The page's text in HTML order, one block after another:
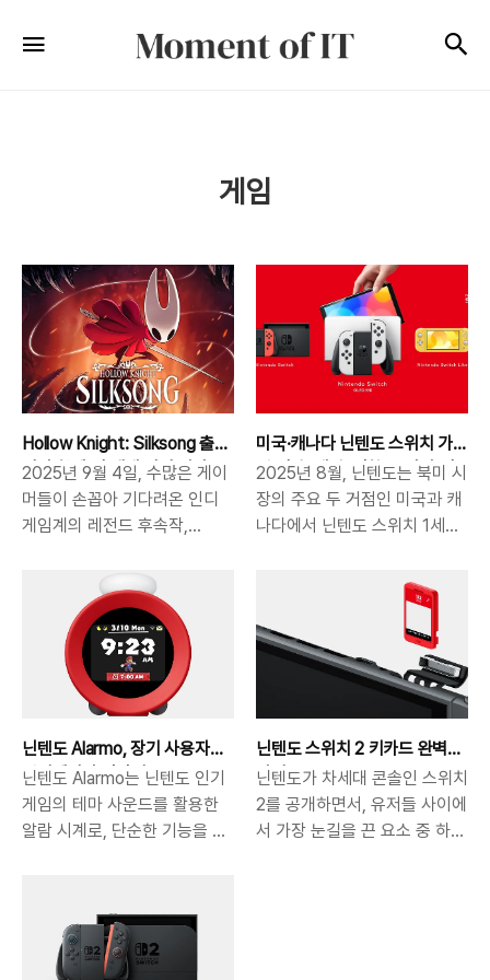
of
게임
Hollow Knight: Silksong 출
시와 함께 전 세계 서버 마비…
게임 첫인상은?
2025년 9월 4일, 수많은 게이
머들이 손꼽아 기다려온 인디
게임계의 레전드 후속작,
드디어 전 세계 동시 출시되었
습니다. 하지만 발매 직후 예상
을 뛰어넘는 동시 접속자 폭주
로 인해 Steam, 닌텐도
eShop, Xbox Store,
PlayStation Store 등 주요
플랫폼에서 서버 과부하가 발생
하며 일시적인 마비 상태에 빠
졌습니다. 이 글에서는 실크송
출시와 함께 벌어진 서버 장애
사태를 시간순으로 정리하고,
개합니다. Silksong 출시 직후,
전 세계 게임 플랫폼 ‘서버 셧다
운’ 상태발매 시간 및 초기 상황
미국·캐나다 닌텐도 스위치 가
격 인상: 배경, 영향, 소비자 전
략 종합 분석
2025년 8월, 닌텐도는 북미 시
장의 주요 두 거점인 미국과 캐
나다에서 닌텐도 스위치 1세대
공식 발표했습니다. 이번 조정
은 단순히 한두 모델에 국한되
지 않고, 스위치 기본형·OLED
모델·Lite 모델을 포함한 하드
웨어 전 라인업, 그리고 주요 액
세서리와 일부 소프트웨어까지
폭넓게 적용되었습니다. 흥미로
운 점은 차세대 모델인 스위치
2는 가격이 유지된다는 사실입
니다. 이는 소비자들의 시선을
기존 모델에서 신형 모델로 유
닌텐도 Alarmo, 장기 사용자
관점에서의 장단점
닌텐도 Alarmo는 닌텐도 인기
게임의 테마 사운드를 활용한
알람 시계로, 단순한 기능을 넘
모션 센서와 수면 추적 기능을
갖추고 있어 닌텐도 팬이라면
높은 만족도를 느낄 수 있지만,
닌텐도 스위치 2 키카드 완벽
가이드
닌텐도가 차세대 콘솔인 스위치
2를 공개하면서, 유저들 사이에
서 가장 눈길을 끈 요소 중 하나